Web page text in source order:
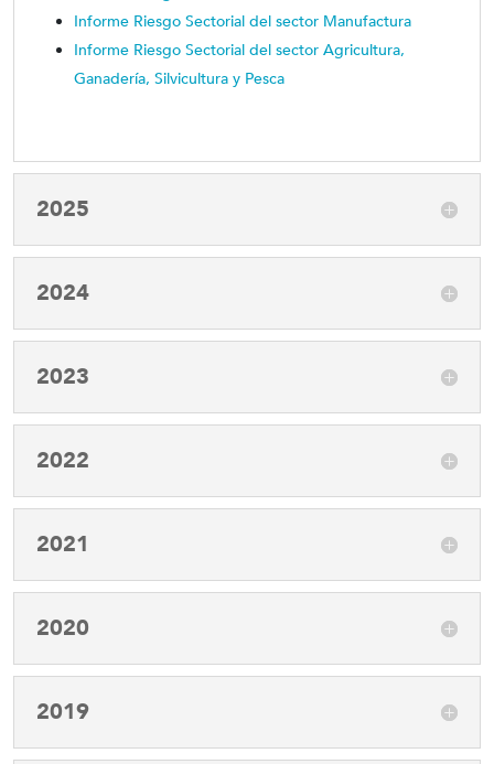
Informe Riesgo Sectorial del sector Manufactura
Informe Riesgo Sectorial del sector Agricultura,
Ganadería, Silvicultura y Pesca
2025
2024
2023
2022
2021
2020
2019